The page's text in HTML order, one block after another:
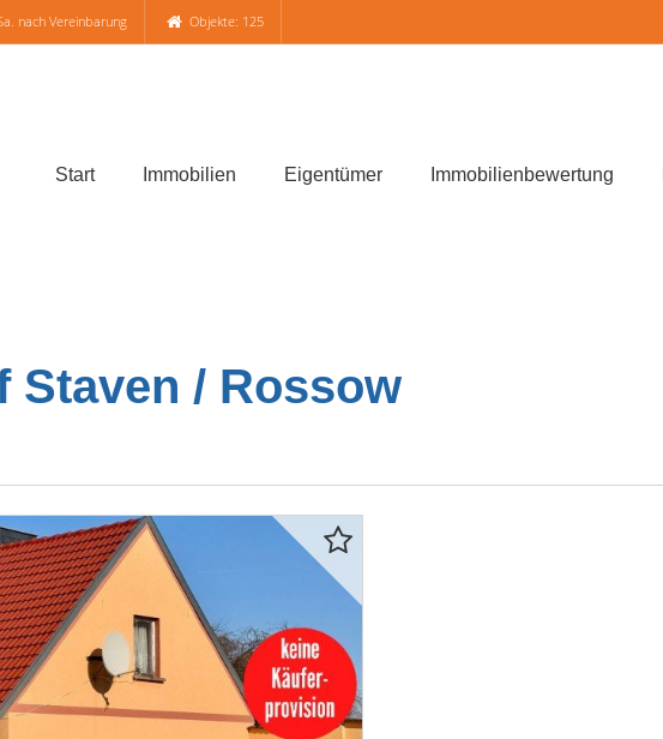
nach Vereinbarung Objekte: 125
Start Immobilien Eigentümer Immobilienbewertung
Staven / Rossow